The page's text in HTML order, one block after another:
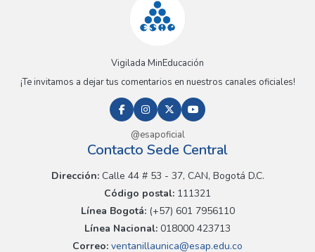
Vigilada MinEducación
¡Te invitamos a dejar tus comentarios en nuestros canales oficiales!
@esapoficial
Contacto Sede Central
Dirección:Calle 44 # 53 - 37, CAN, Bogotá D.C.
Código postal: 111321
Línea Bogotá:(+57) 601 7956110
Línea Nacional: 018000 423713
Correo: ventanillaunica@esap.edu.co